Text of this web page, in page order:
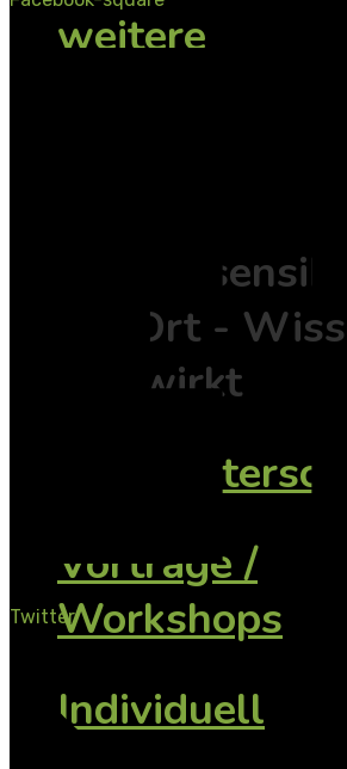
weitere
vor Ort -
das wirkt
Vorträge /
Workshops
Individuell
Twitter